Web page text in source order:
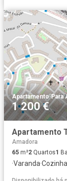
Apartamento·Para
1 200 €
Apartamento
Amadora
65 m²2 Quartos1
·Varanda·